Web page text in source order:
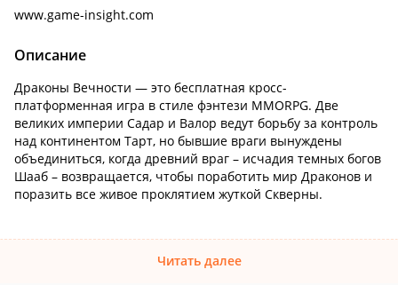
www.game-insight.com
Описание
Драконы Вечности — это бесплатная кросс-
платформенная игра в стиле фэнтези MMORPG. Две
великих империи Садар и Валор ведут борьбу за контроль
над континентом Тарт, но бывшие враги вынуждены
объединиться, когда древний враг – исчадия темных богов
Шааб – возвращается, чтобы поработить мир Драконов и
поразить все живое проклятием жуткой Скверны.
Читать далее